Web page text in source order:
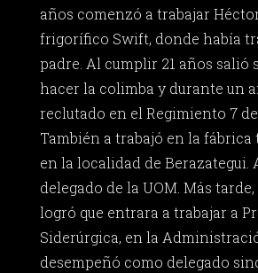
años comenzó a trabajar
frigorífico Swift, donde había
padre. Al cumplir 21 años salió
hacer la colimba y durante un
reclutado en el Regimiento 7
También a trabajó en la
en la localidad de Berazategui.
delegado de la UOM. Más
logró que entrara a trabajar a
Siderúrgica, en la
desempeñó como delegado